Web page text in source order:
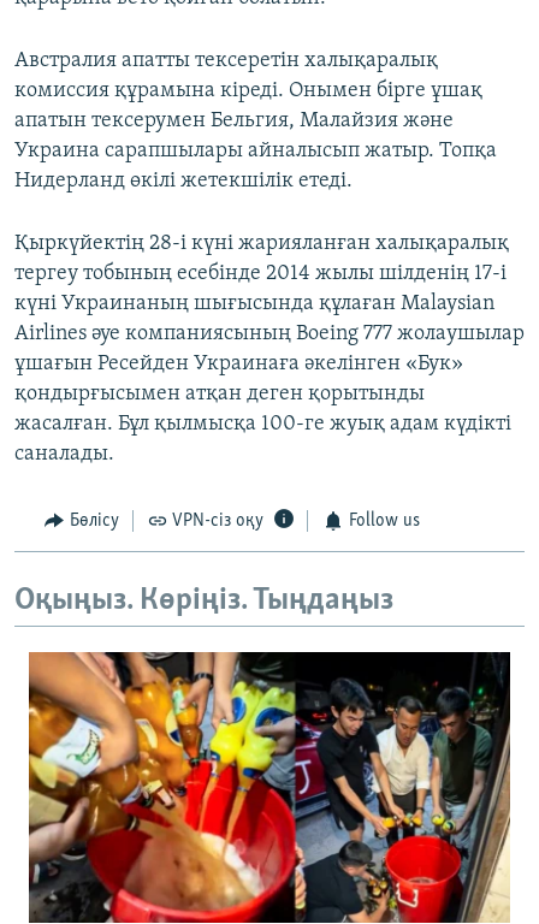
Австралия апатты тексеретін халықаралық
комиссия құрамына кіреді. Онымен бірге ұшақ
апатын тексерумен Бельгия, Малайзия және
Украина сарапшылары айналысып жатыр. Топқа
Нидерланд өкілі жетекшілік етеді.
Қыркүйектің 28-і күні жарияланған халықаралық
тергеу тобының есебінде 2014 жылы шілденің 17-і
күні Украинаның шығысында құлаған Malaysian
Airlines әуе компаниясының Boeing 777 жолаушылар
ұшағын Ресейден Украинаға әкелінген «Бук»
қондырғысымен атқан деген қорытынды
жасалған. Бұл қылмысқа 100-ге жуық адам күдікті
саналады.
Бөлісу VPN-сіз оқу Follow us
Оқыңыз. Көріңіз. Тыңдаңыз